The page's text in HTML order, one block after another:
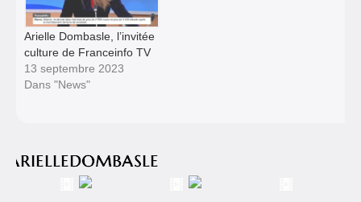
Arielle Dombasle, l’invitée
culture de Franceinfo TV
13 septembre 2023
Dans "News"